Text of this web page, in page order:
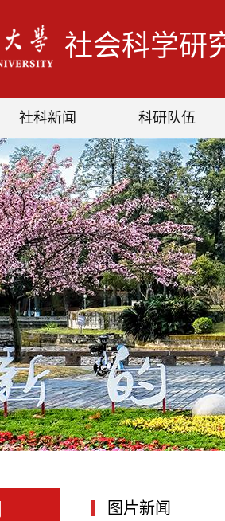
社会科学研
社科新闻 科研队伍
图片新闻